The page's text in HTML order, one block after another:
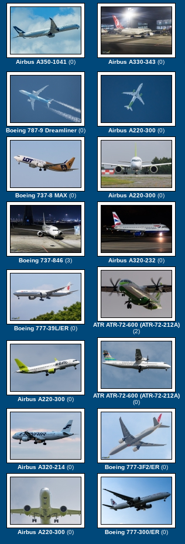
Airbus A350-1041 (0) Airbus A330-343 (0)
Boeing 787-9 Dreamliner (0) Airbus A220-300 (0)
Boeing 737-8 MAX (0) Airbus A220-300 (0)
Boeing 737-846 (3) Airbus A320-232 (0)
Boeing 777-39L/ER (0)
ATR ATR-72-600 (ATR-72-212A)
(2)
Airbus A220-300 (0)
ATR ATR-72-600 (ATR-72-212A)
(0)
Airbus A320-214 (0) Boeing 777-3F2/ER (0)
Airbus A220-300 (0) Boeing 777-300/ER (0)